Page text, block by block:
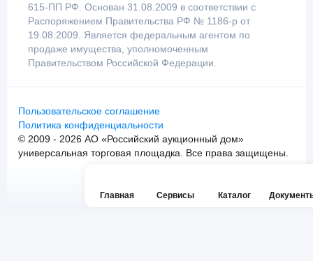
Главная Сервисы Каталог
615-ПП РФ. Основан 31.08.2009 в соответствии с
Распоряжением Правительства РФ № 1186-р от
19.08.2009. Является федеральным агентом по
продаже имущества, уполномоченным
Правительством Российской Федерации.
Пользовательское соглашение
Политика конфиденциальности
© 2009 - 2026 АО «Российский аукционный дом»
универсальная торговая площадка. Все права защищены.